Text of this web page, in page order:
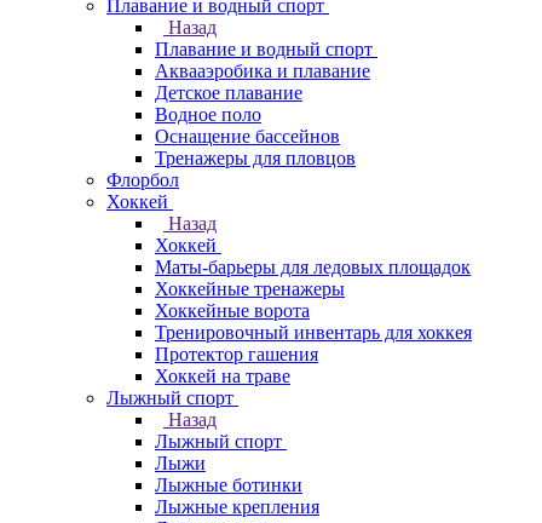
Плавание и водный спорт
Назад
Плавание и водный спорт
Аквааэробика и плавание
Детское плавание
Водное поло
Оснащение бассейнов
Тренажеры для пловцов
Флорбол
Хоккей
Назад
Хоккей
Маты-барьеры для ледовых площадок
Хоккейные тренажеры
Хоккейные ворота
Тренировочный инвентарь для хоккея
Протектор гашения
Хоккей на траве
Лыжный спорт
Назад
Лыжный спорт
Лыжи
Лыжные ботинки
Лыжные крепления